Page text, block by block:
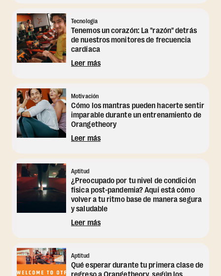
Tecnología
Tenemos un corazón: La "razón" detrás
de nuestros monitores de frecuencia
cardíaca
Leer más
Motivación
Cómo los mantras pueden hacerte sentir
imparable durante un entrenamiento de
Orangetheory
Leer más
Aptitud
¿Preocupado por tu nivel de condición
física post-pandemia? Aquí está cómo
volver a tu ritmo base de manera segura
y saludable
Leer más
Aptitud
Qué esperar durante tu primera clase de